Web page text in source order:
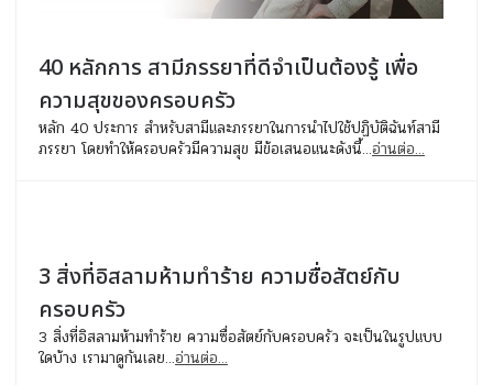
40 หลักการ สามีภรรยาที่ดีจำเป็นต้องรู้ เพื่อ
ความสุขของครอบครัว
หลัก 40 ประการ สำหรับสามีและภรรยาในการนำไปใช้ปฏิบัติฉันท์สามี
ภรรยา โดยทำให้ครอบครัวมีความสุข มีข้อเสนอแนะดังนี้...อ่านต่อ...
3 สิ่งที่อิสลามห้ามทำร้าย ความซื่อสัตย์กับ
ครอบครัว
3 สิ่งที่อิสลามห้ามทำร้าย ความซื่อสัตย์กับครอบครัว จะเป็นในรูปแบบ
ใดบ้าง เรามาดูกันเลย...อ่านต่อ...